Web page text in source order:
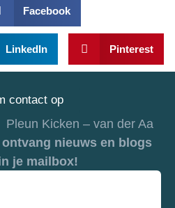
Facebook
LinkedIn Pinterest
contact op
Pleun Kicken – van der Aa
nieuws en blogs
je mailbox!